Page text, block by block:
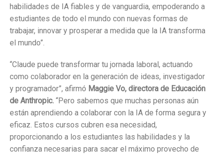
habilidades de IA fiables y de vanguardia, empoderando a
estudiantes de todo el mundo con nuevas formas de
trabajar, innovar y prosperar a medida que la IA transforma
el mundo”.
“Claude puede transformar tu jornada laboral, actuando
como colaborador en la generación de ideas, investigador
y programador”, afirmó Maggie Vo, directora de Educación
de Anthropic. “Pero sabemos que muchas personas aún
están aprendiendo a colaborar con la IA de forma segura y
eficaz. Estos cursos cubren esa necesidad,
proporcionando a los estudiantes las habilidades y la
confianza necesarias para sacar el máximo provecho de